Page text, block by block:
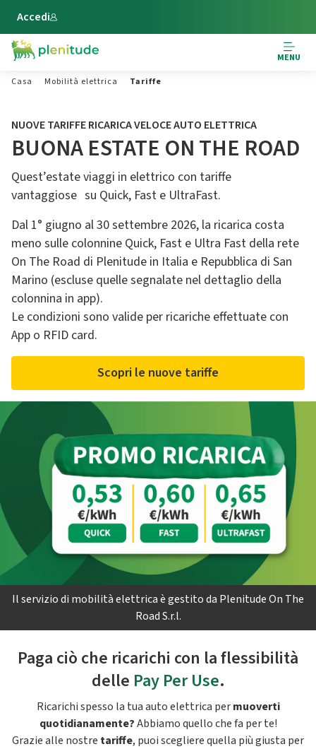
Vai al contenuto principale
Accedi
MENU
Casa
Mobilità elettrica Tariffe
NUOVE TARIFFE RICARICA VELOCE AUTO ELETTRICA
BUONA ESTATE ON THE ROAD
Quest’estate viaggi in elettrico con tariffe
vantaggiose su Quick, Fast e UltraFast.
Dal 1° giugno al 30 settembre 2026, la ricarica costa
meno sulle colonnine Quick, Fast e Ultra Fast della rete
On The Road di Plenitude in Italia e Repubblica di San
Marino (escluse quelle segnalate nel dettaglio della
colonnina in app).
Le condizioni sono valide per ricariche effettuate con
App o RFID card.
Scopri le nuove tariffe
Il servizio di mobilità elettrica è gestito da Plenitude On The
Road S.r.l.
Paga ciò che ricarichi con la flessibilità
delle Pay Per Use.
Ricarichi spesso la tua auto elettrica permuoverti
quotidianamente?Abbiamo quello che fa per te!
Grazie alle nostre tariffe, puoi scegliere quella più giusta per